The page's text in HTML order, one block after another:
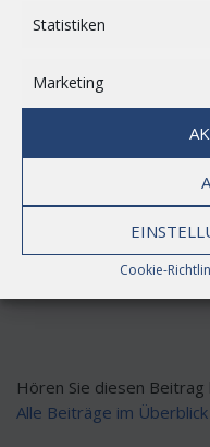
Statistiken
Marketing
Cookie-
weil er seinem
Nächstes Jahr sind 500
31. Oktober seine 95
evangelische Kirche in
sind auch kritisch
Heiliger. Seine
heute vollkommen
gebührt? Für seinen
Hören Sie diesen Beitrag
Alle Beiträge im